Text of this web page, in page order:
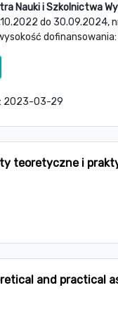
Nauki i Szkolnictwa
do
2023-03-29
teoretyczne i
and practical